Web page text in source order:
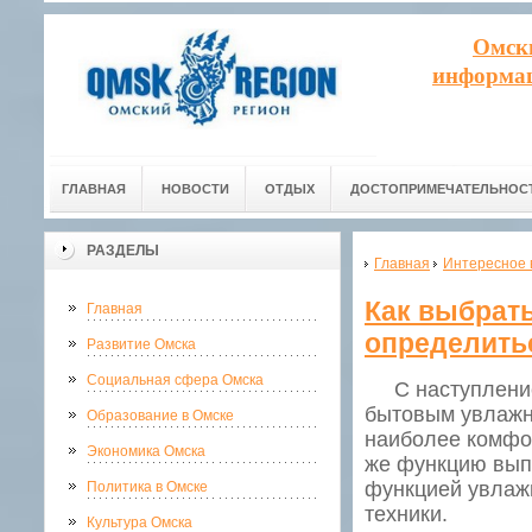
ГЛАВНАЯ НОВОСТИ ОТДЫХ
РАЗДЕЛЫ
Главная
Развитие Омска
Социальная сфера Омска
Образование в Омске
Экономика Омска
Политика в Омске
Культура Омска
Главная Интересное
Как
С
бытовым
наиболее
же функцию
функцией
техники.